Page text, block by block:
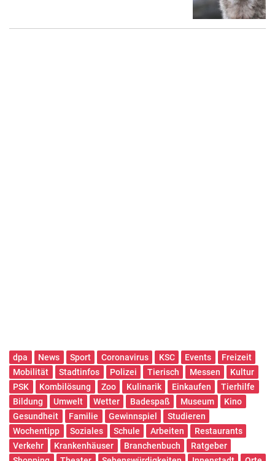
dpa News Sport Coronavirus KSC Events
Freizeit
Mobilität
Stadtinfos Polizei Tierisch Messen
Kultur
PSK
Kombilösung Zoo Kulinarik Einkaufen
Tierhilfe
Bildung
Umwelt Wetter Badespaß Museum
Kino
Gesundheit
Familie Gewinnspiel
Studieren
Wochentipp
Soziales Schule Arbeiten
Restaurants
Verkehr
Krankenhäuser Branchenbuch
Ratgeber